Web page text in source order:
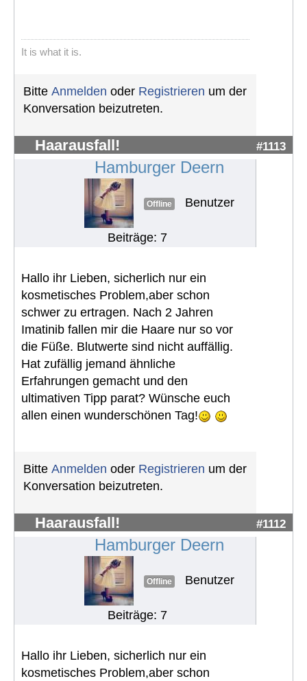
It is what it is.
Bitte Anmelden oder Registrieren um der
Konversation beizutreten.
Haarausfall! #1113
Hamburger Deern
Offline Benutzer
Beiträge: 7
Hallo ihr Lieben, sicherlich nur ein
kosmetisches Problem,aber schon
schwer zu ertragen. Nach 2 Jahren
Imatinib fallen mir die Haare nur so vor
die Füße. Blutwerte sind nicht auffällig.
Hat zufällig jemand ähnliche
Erfahrungen gemacht und den
ultimativen Tipp parat? Wünsche euch
allen einen wunderschönen Tag!
Bitte Anmelden oder Registrieren um der
Konversation beizutreten.
Haarausfall! #1112
Hamburger Deern
Offline Benutzer
Beiträge: 7
Hallo ihr Lieben, sicherlich nur ein
kosmetisches Problem,aber schon